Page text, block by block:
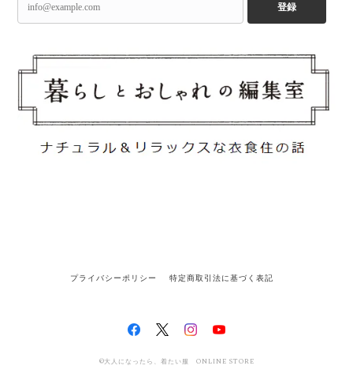
登録
プライバシーポリシー 特定商取引法に基づく表記
©大人になったら、着たい服 ONLINE STORE